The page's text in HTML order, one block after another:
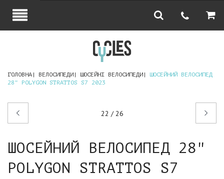
ГОЛОВНА ВЕЛОСИПЕДИ ШОСЕЙНІ ВЕЛОСИПЕДИ
ШОСЕЙНИЙ ВЕЛОСИПЕД
28" POLYGON STRATTOS S7 2023
22 / 26
Наступний
ШОСЕЙНИЙ ВЕЛОСИПЕД 28"
POLYGON STRATTOS S7